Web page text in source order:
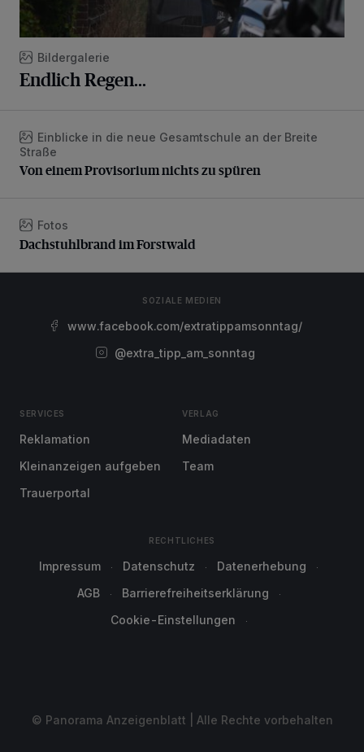
Bildergalerie
Endlich Regen...
Von einem Provisorium nichts zu spüren
Einblicke in die neue Gesamtschule an der Breite
Straße
Von einem Provisorium nichts zu spüren
Dachstuhlbrand im Forstwald
Fotos
Dachstuhlbrand im Forstwald
SOZIALE MEDIEN
www.facebook.com/extratippamsonntag/
@extra_tipp_am_sonntag
SERVICES
Reklamation
Kleinanzeigen aufgeben
Trauerportal
VERLAG
Mediadaten
Team
RECHTLICHES
Impressum Datenschutz
Datenerhebung
AGB
Barrierefreiheitserklärung
Cookie-Einstellungen
© Panorama Anzeigenblatt | Alle Rechte vorbehalten